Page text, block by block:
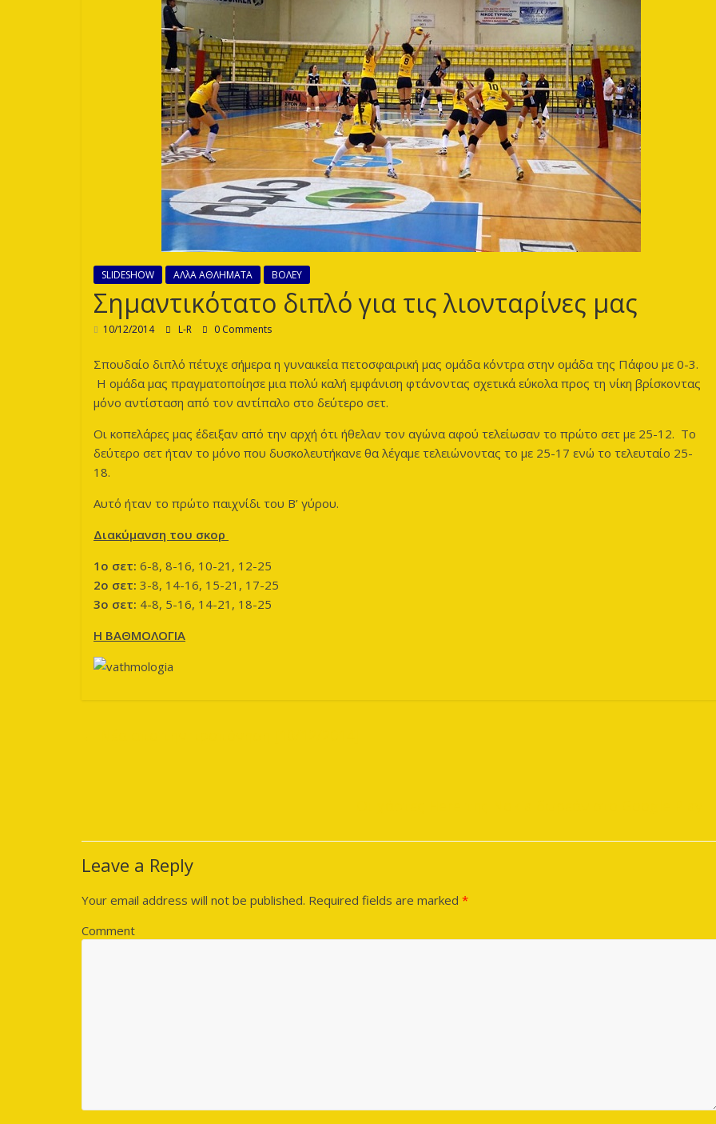
SLIDESHOW ΑΛλΑ ΑΘΛΗΜΑΤΑ ΒΟΛΕΥ
Σημαντικότατο διπλό για τις λιονταρίνες μας
10/12/2014 L-R 0 Comments
Σπουδαίο διπλό πέτυχε σήμερα η γυναικεία πετοσφαιρική μας ομάδα κόντρα στην ομάδα της Πάφου με 0-3.
Η ομάδα μας πραγματοποίησε μια πολύ καλή εμφάνιση φτάνοντας σχετικά εύκολα προς τη νίκη βρίσκοντας
μόνο αντίσταση από τον αντίπαλο στο δεύτερο σετ.
Οι κοπελάρες μας έδειξαν από την αρχή ότι ήθελαν τον αγώνα αφού τελείωσαν το πρώτο σετ με 25-12. Το
δεύτερο σετ ήταν το μόνο που δυσκολευτήκανε θα λέγαμε τελειώνοντας το με 25-17 ενώ το τελευταίο 25-
18.
Αυτό ήταν το πρώτο παιχνίδι του Β’ γύρου.
Διακύμανση του σκορ
1ο σετ: 6-8, 8-16, 10-21, 12-25
2ο σετ: 3-8, 14-16, 15-21, 17-25
3ο σετ: 4-8, 5-16, 14-21, 18-25
Η ΒΑΘΜΟΛΟΓΙΑ
Leave a Reply
Your email address will not be published. Required fields are marked *
Comment